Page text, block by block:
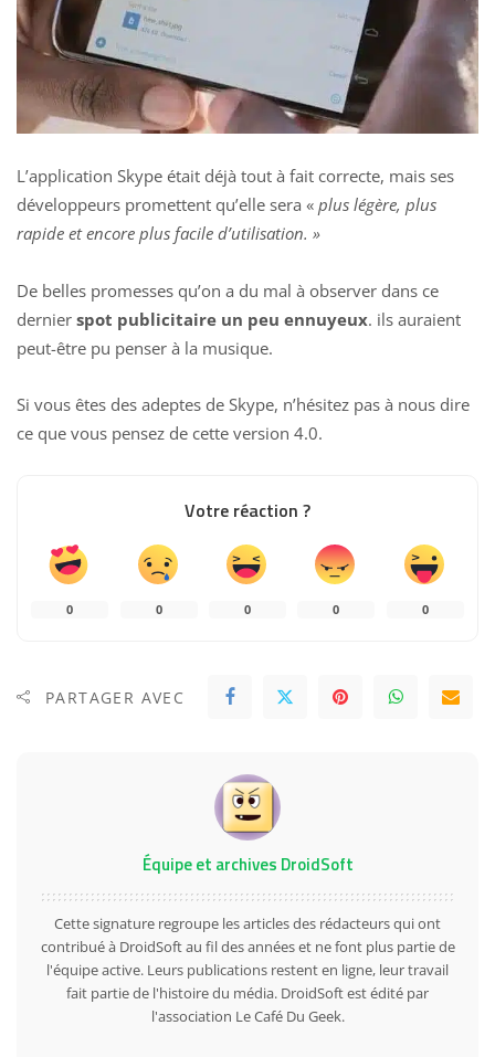
L’application Skype était déjà tout à fait correcte, mais ses
développeurs promettent qu’elle sera « plus légère, plus
rapide et encore plus facile d’utilisation. »
De belles promesses qu’on a du mal à observer dans ce
dernier spot publicitaire un peu ennuyeux. ils auraient
peut-être pu penser à la musique.
Si vous êtes des adeptes de Skype, n’hésitez pas à nous dire
ce que vous pensez de cette version 4.0.
Votre réaction ?
0 0 0 0 0
PARTAGER AVEC
Équipe et archives DroidSoft
Cette signature regroupe les articles des rédacteurs qui ont
contribué à DroidSoft au fil des années et ne font plus partie de
l'équipe active. Leurs publications restent en ligne, leur travail
fait partie de l'histoire du média. DroidSoft est édité par
l'association Le Café Du Geek.